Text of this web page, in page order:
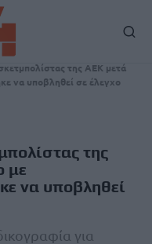
της ΑΕΚ μετά
να υποβληθεί σε έλεγχο
της
με
να υποβληθεί
για